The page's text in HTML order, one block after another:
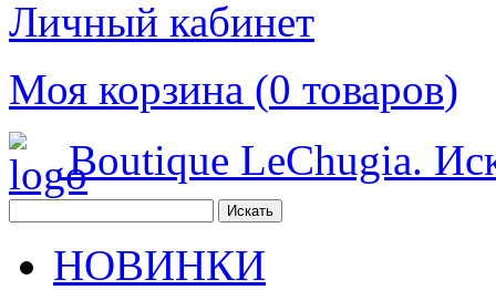
Личный кабинет
Моя корзина (0 товаров)
Boutique LeChugia.
НОВИНКИ